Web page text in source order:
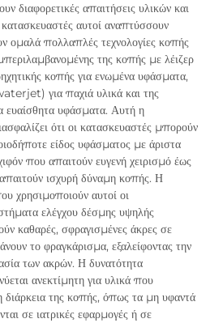
διαφορετικές απαιτήσεις υλικών και
αυτοί αναπτύσσουν
ομαλά πολλαπλές τεχνολογίες κοπής
της κοπής με λέιζερ
κοπής για ενωμένα υφάσματα,
για παχιά υλικά και της
ευαίσθητα υφάσματα. Αυτή η
ότι οι κατασκευαστές μπορούν
είδος υφάσματος με άριστα
που απαιτούν ευγενή χειρισμό έως
ισχυρή δύναμη κοπής. Η
χρησιμοποιούν αυτοί οι
ελέγχου δέσμης υψηλής
καθαρές, σφραγισμένες άκρες σε
το φραγκάρισμα, εξαλείφοντας την
των ακρών. Η δυνατότητα
ανεκτίμητη για υλικά που
διάρκεια της κοπής, όπως τα μη υφαντά
σε ιατρικές εφαρμογές ή σε